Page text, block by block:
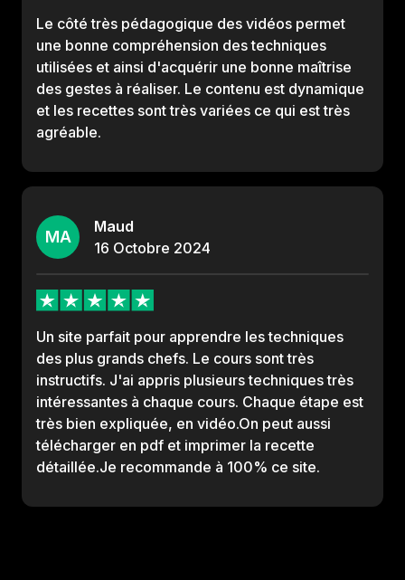
Le côté très pédagogique des vidéos permet
une bonne compréhension des techniques
utilisées et ainsi d'acquérir une bonne maîtrise
des gestes à réaliser. Le contenu est dynamique
et les recettes sont très variées ce qui est très
agréable.
MA
Maud
16 Octobre 2024
Un site parfait pour apprendre les techniques
des plus grands chefs. Le cours sont très
instructifs. J'ai appris plusieurs techniques très
intéressantes à chaque cours. Chaque étape est
très bien expliquée, en vidéo.On peut aussi
télécharger en pdf et imprimer la recette
détaillée.Je recommande à 100% ce site.